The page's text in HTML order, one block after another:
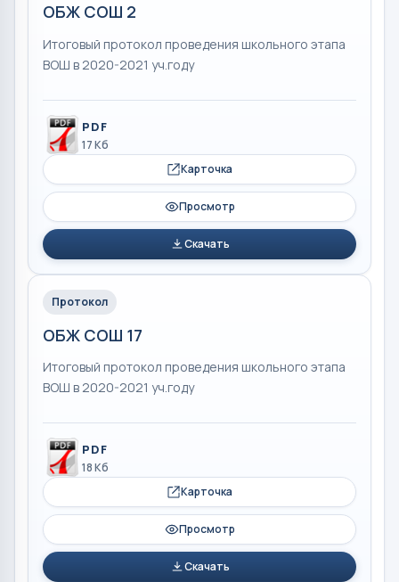
ОБЖ СОШ 2
Итоговый протокол проведения школьного этапа
ВОШ в 2020-2021 уч.году
PDF
17 Кб
Карточка
Просмотр
Скачать
Протокол
ОБЖ СОШ 17
Итоговый протокол проведения школьного этапа
ВОШ в 2020-2021 уч.году
PDF
18 Кб
Карточка
Просмотр
Скачать